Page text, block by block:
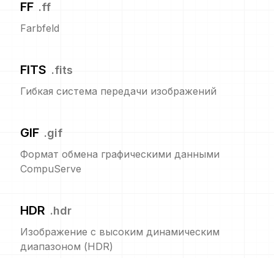
FF .ff
Farbfeld
FITS .fits
Гибкая система передачи изображений
GIF .gif
Формат обмена графическими данными
CompuServe
HDR .hdr
Изображение с высоким динамическим
диапазоном (HDR)